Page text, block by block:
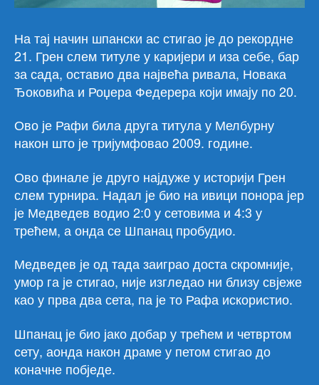
На тај начин шпански ас стигао је до рекордне
21. Грен слем титуле у каријери и иза себе, бар
за сада, оставио два највећа ривала, Новака
Ђоковића и Роџера Федерера који имају по 20.
Ово је Рафи била друга титула у Мелбурну
након што је тријумфовао 2009. године.
Ово финале је друго најдуже у историји Грен
слем турнира. Надал је био на ивици понора јер
је Медведев водио 2:0 у сетовима и 4:3 у
трећем, а онда се Шпанац пробудио.
Медведев је од тада заиграо доста скромније,
умор га је стигао, није изгледао ни близу свјеже
као у прва два сета, па је то Рафа искористио.
Шпанац је био јако добар у трећем и четвртом
сету, аонда након драме у петом стигао до
коначне побједе.